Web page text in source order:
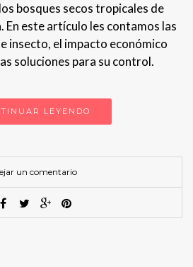
bosques secos tropicales de
En este artículo les contamos las
insecto, el impacto económico
soluciones para su control.
LEYENDO
un comentario